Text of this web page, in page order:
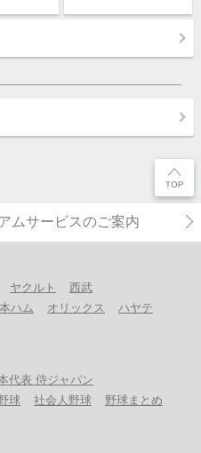
ムサービスのご案内
ヤクルト
西武
ハム オリックス
ハヤテ
代表 侍ジャパン
球 社会人野球 野球まとめ